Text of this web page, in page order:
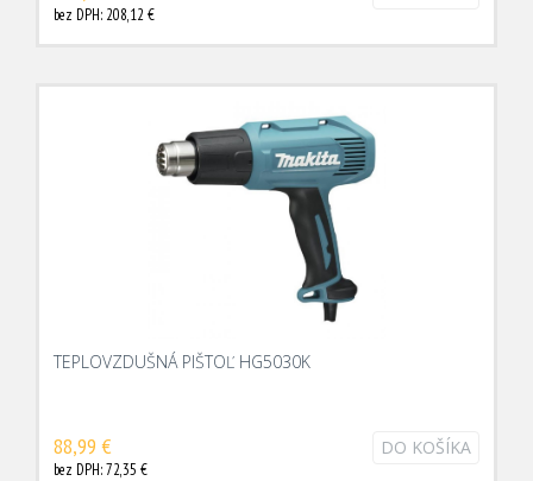
bez DPH: 208,12 €
TEPLOVZDUŠNÁ PIŠTOĽ HG5030K
88,99 €
bez DPH: 72,35 €
DO KOŠÍKA